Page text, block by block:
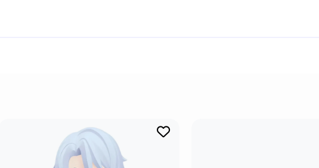
отказались от своих намерений.
количество лицензионного мерча по игре: от значков до больших